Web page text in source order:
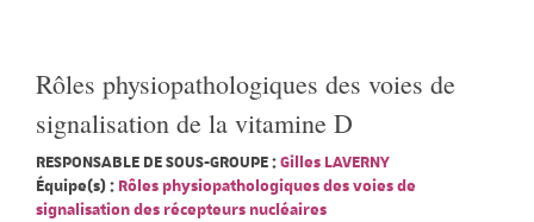
Rôles physiopathologiques des voies de
signalisation de la vitamine D
RESPONSABLE DE SOUS-GROUPE :Gilles LAVERNY
Équipe(s) : Rôles physiopathologiques des voies de
signalisation des récepteurs nucléaires